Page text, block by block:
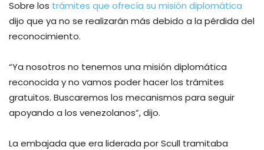
Sobre los trámites que ofrecía su misión diplomática
dijo que ya no se realizarán más debido a la pérdida del
reconocimiento.
“Ya nosotros no tenemos una misión diplomática
reconocida y no vamos poder hacer los trámites
gratuitos. Buscaremos los mecanismos para seguir
apoyando a los venezolanos”, dijo.
La embajada que era liderada por Scull tramitaba